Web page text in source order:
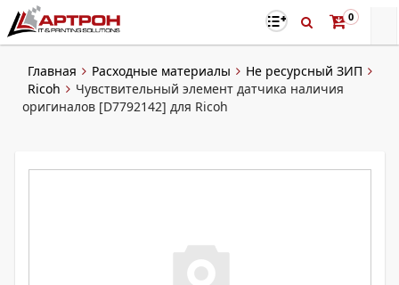
0
Главная Расходные материалы
Не ресурсный ЗИП
Ricoh
Чувствительный элемент датчика наличия
оригиналов [D7792142] для Ricoh